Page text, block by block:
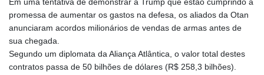
LRD 208.609375
LSL 18.700163
LTL 3.411561
LYD 7.365231
MAD 10.777548
promessa de aumentar os gastos na defesa, os aliados da Otan
anunciaram acordos milionários de vendas de armas antes de
sua chegada.
Segundo um diplomata da Aliança Atlântica, o valor total destes
contratos passa de 50 bilhões de dólares (R$ 258,3 bilhões).